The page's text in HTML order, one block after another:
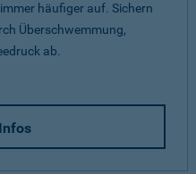
häufiger auf. Sichern
Überschwemmung,
ab.